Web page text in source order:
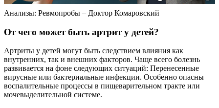
Анализы: Ревмопробы – Доктор Комаровский
От чего может быть артрит у детей?
Артриты у детей могут быть следствием влияния как
внутренних, так и внешних факторов. Чаще всего болезнь
развивается на фоне следующих ситуаций: Перенесенные
вирусные или бактериальные инфекции. Особенно опасны
воспалительные процессы в пищеварительном тракте или
мочевыделительной системе.